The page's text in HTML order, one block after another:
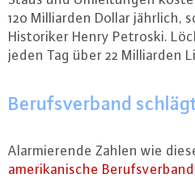
120 Mil­li­ar­den Dollar jährlich,
His­to­ri­ker Henry Petroski.
jeden Tag über 22 Mil­li­ar­den
Be­rufs­ver­band
Alar­mie­ren­de Zahlen wie
ame­ri­ka­ni­sche